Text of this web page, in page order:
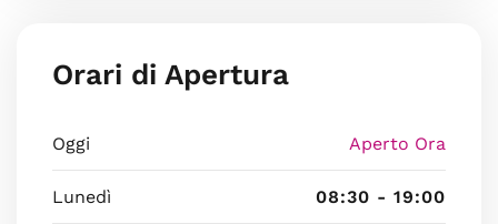
Orari di Apertura
Oggi Aperto Ora
Lunedì 08:30 - 19:00